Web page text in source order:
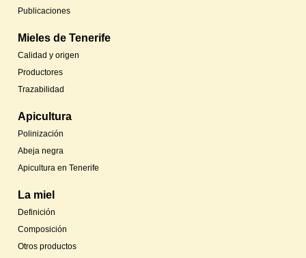
Publicaciones
Mieles de Tenerife
Calidad y origen
Productores
Trazabilidad
Apicultura
Polinización
Abeja negra
Apicultura en Tenerife
La miel
Definición
Composición
Otros productos